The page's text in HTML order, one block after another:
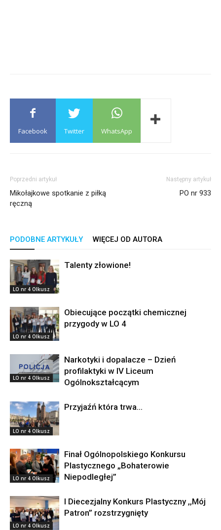
Facebook Twitter WhatsApp
Poprzedni artykuł
Mikołajkowe spotkanie z piłką
ręczną
Następny artykuł
PO nr 933
PODOBNE ARTYKUŁY WIĘCEJ OD AUTORA
LO nr 4 Olkusz
Talenty złowione!
LO nr 4 Olkusz
Obiecujące początki chemicznej
przygody w LO 4
LO nr 4 Olkusz
Narkotyki i dopalacze – Dzień
profilaktyki w IV Liceum
Ogólnokształcącym
LO nr 4 Olkusz
Przyjaźń która trwa…
LO nr 4 Olkusz
Finał Ogólnopolskiego Konkursu
Plastycznego „Bohaterowie
Niepodległej”
LO nr 4 Olkusz
I Diecezjalny Konkurs Plastyczny ,,Mój
Patron” rozstrzygnięty